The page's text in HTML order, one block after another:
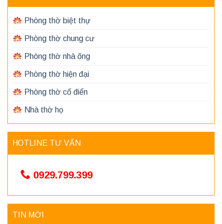
Phòng thờ biệt thự
Phòng thờ chung cư
Phòng thờ nhà ống
Phòng thờ hiện đại
Phòng thờ cổ điển
Nhà thờ họ
HOTLINE TƯ VẤN
0929.799.399
TIN MỚI